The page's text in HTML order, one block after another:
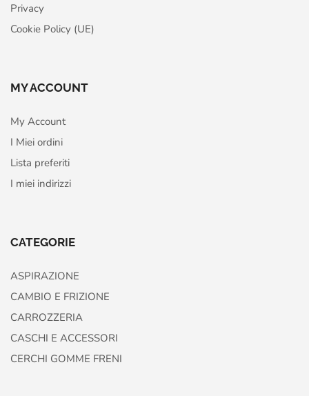
Privacy
Cookie Policy (UE)
MY ACCOUNT
My Account
I Miei ordini
Lista preferiti
I miei indirizzi
CATEGORIE
ASPIRAZIONE
CAMBIO E FRIZIONE
CARROZZERIA
CASCHI E ACCESSORI
CERCHI GOMME FRENI